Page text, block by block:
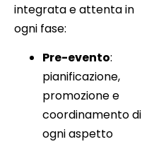
integrata e attenta in
ogni fase:
Pre-evento:
pianificazione,
promozione e
coordinamento di
ogni aspetto